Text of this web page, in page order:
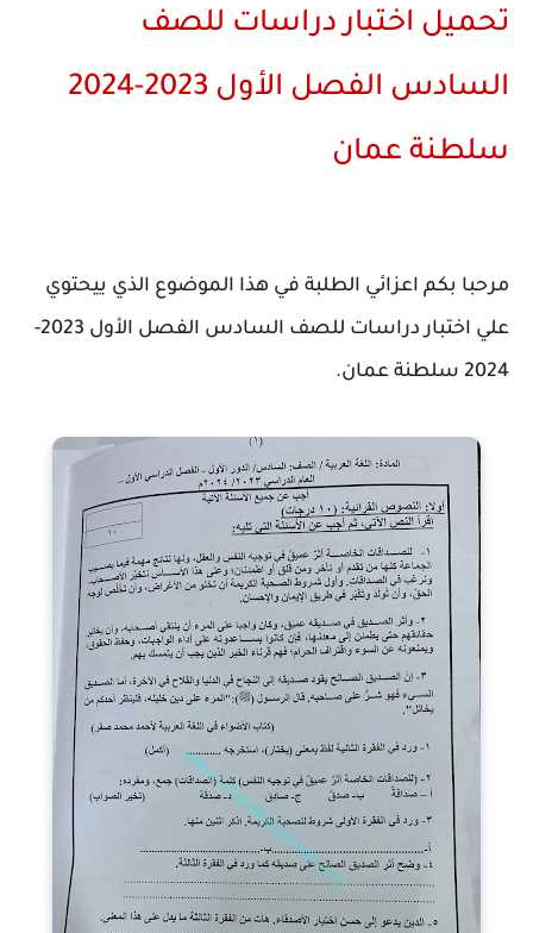
تحميل اختبار دراسات للصف
السادس الفصل الأول 2023-2024
سلطنة عمان
مرحبا بكم اعزائي الطلبة في هذا الموضوع الذي ييحتوي
علي اختبار دراسات للصف السادس الفصل الأول 2023-
2024 سلطنة عمان.